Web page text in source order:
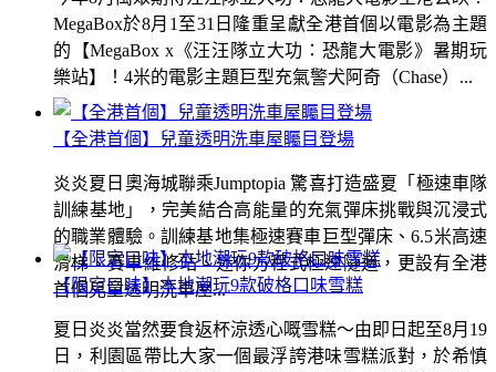
【全港首個】兒童透明洗車屋矚目登場
炎炎夏日奧海城聯乘Jumptopia 驚喜打造盛夏「極速車隊
訓練基地」，完美結合高能量的充氣彈床挑戰與沉浸式
的職業體驗。訓練基地集極速賽車巨型彈床、6.5米高速
滑梯、賽車維修站、迷你方程式極速隧道，更設有全港
首個兒童透明洗車屋...
MegaBox於8月1至31日隆重呈獻全港首個以電影為主題
的【MegaBox x《汪汪隊立大功：恐龍大電影》暑期玩
樂站】！4米的電影主題巨型充氣警犬阿奇（Chase）...
【限定口味】本地潮玩9款破格口味雪糕
夏日炎炎當然要食返杯涼透心嘅雪糕～由即日起至8月19
日，利園區帶比大家一個最浮誇港味雪糕派對，於希慎